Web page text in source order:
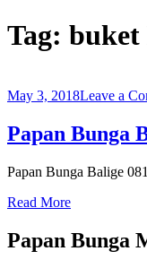
Tag: buket
May 3, 2018Leave a
Papan Bunga
Papan Bunga Balige
Read More
Papan Bunga